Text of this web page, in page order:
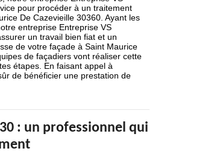
pour procéder à un traitement
De Cazevieille 30360. Ayant les
entreprise Entreprise VS
un travail bien fiat et un
de votre façade à Saint Maurice
de façadiers vont réaliser cette
étapes. En faisant appel à
de bénéficier une prestation de
: un professionnel qui